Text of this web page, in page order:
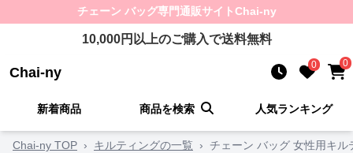
チェーン バッグ専門通販サイトChai-ny
10,000円以上のご購入で送料無料
Chai-ny 0 0
新着商品 商品を検索 人気ランキング
Chai-ny TOP › キルティングの一覧 › チェーン バッグ 女性用キ